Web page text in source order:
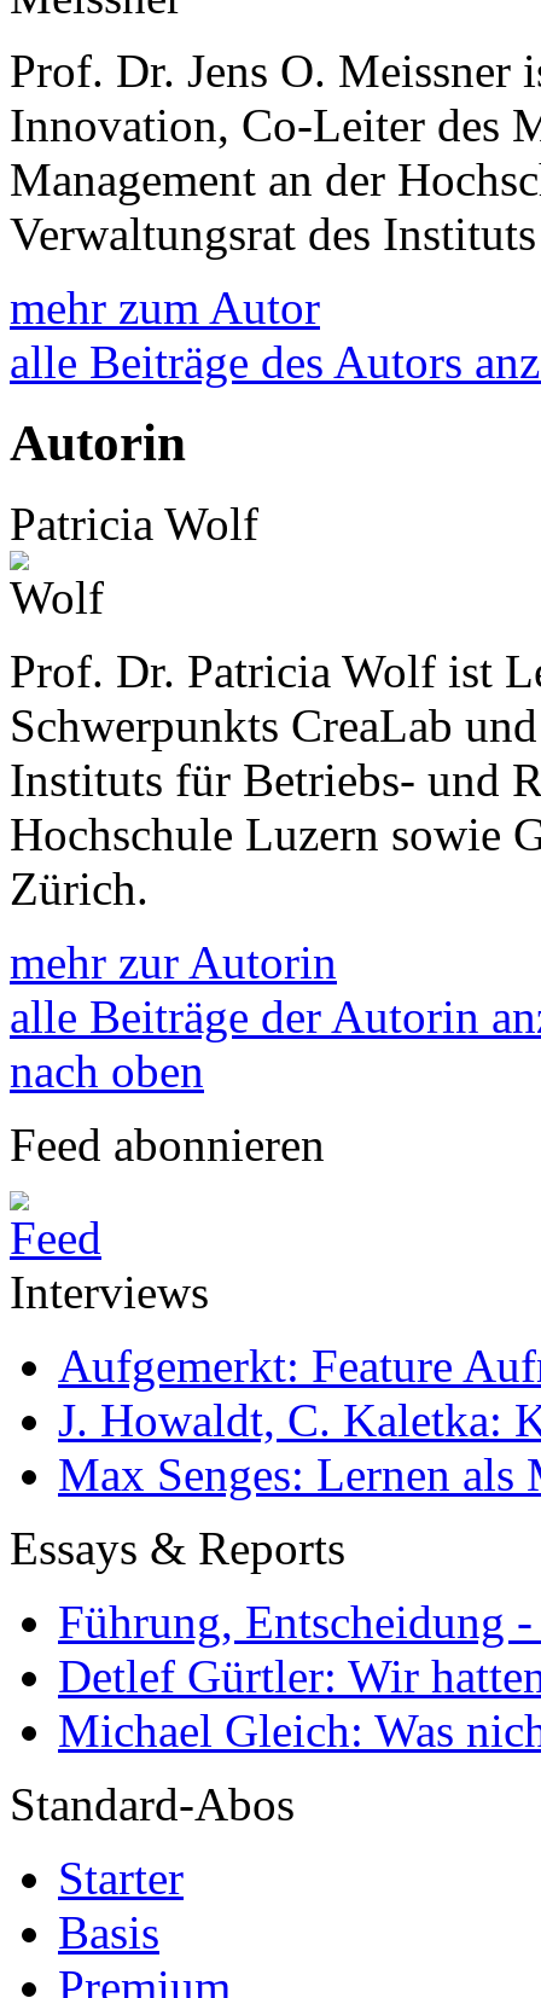
Prof. Dr. Jens O. Meissner
Innovation, Co-Leiter des
Management an der
Verwaltungsrat des
mehr zum Autor
alle Beiträge des Autors
Autorin
Patricia Wolf
Prof. Dr. Patricia Wolf ist
Schwerpunkts CreaLab
Instituts für Betriebs- und
Hochschule Luzern sowie
Zürich.
mehr zur Autorin
alle Beiträge der Autorin
nach oben
Feed abonnieren
Interviews
Aufgemerkt: Feature
J. Howaldt, C. Kaletka:
Max Senges: Lernen als
Essays & Reports
Führung, Entscheidung
Detlef Gürtler: Wir
Michael Gleich: Was
Standard-Abos
Starter
Basis
Premium